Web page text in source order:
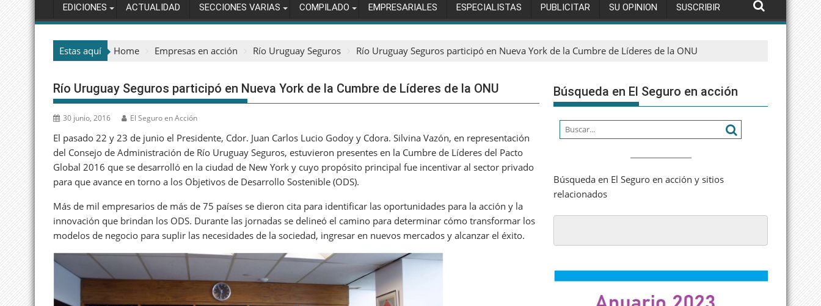
EDICIONES ACTUALIDAD SECCIONES VARIAS COMPILADO EMPRESARIALES ESPECIALISTAS PUBLICITAR SU OPINION SUSCRIBIR
Estas aquí Home Empresas en acción Río Uruguay Seguros Río Uruguay Seguros participó en Nueva York de la Cumbre de Líderes de la ONU
Río Uruguay Seguros participó en Nueva York de la Cumbre de Líderes de la ONU
30 junio, 2016 El Seguro en Acción
El pasado 22 y 23 de junio el Presidente, Cdor. Juan Carlos Lucio Godoy y Cdora. Silvina Vazón, en representación
del Consejo de Administración de Río Uruguay Seguros, estuvieron presentes en la Cumbre de Líderes del Pacto
Global 2016 que se desarrolló en la ciudad de New York y cuyo propósito principal fue incentivar al sector privado
para que avance en torno a los Objetivos de Desarrollo Sostenible (ODS).
Más de mil empresarios de más de 75 países se dieron cita para identificar las oportunidades para la acción y la
innovación que brindan los ODS. Durante las jornadas se delineó el camino para determinar cómo transformar los
modelos de negocio para suplir las necesidades de la sociedad, ingresar en nuevos mercados y alcanzar el éxito.
Búsqueda en El Seguro en acción
Búsqueda en El Seguro en acción y sitios
relacionados